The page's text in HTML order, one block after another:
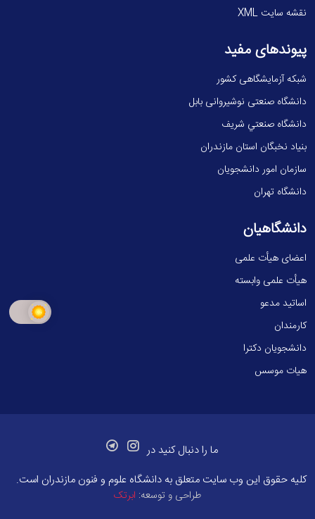
نقشه سایت XML
پیوندهای مفید
شبکه آزمایشگاهی کشور
دانشگاه صنعتی نوشیروانی بابل
دانشگاه صنعتي شريف
بنیاد نخبگان استان مازندران
سازمان امور دانشجویان
دانشگاه تهران
دانشگاهیان
اعضای هیأت علمی
هیأت علمی وابسته
اساتید مدعو
کارمندان
دانشجویان دکترا
هیات موسس
ما را دنبال کنید در
کلیه حقوق این وب سایت متعلق به دانشگاه علوم و فنون مازندران است.
طراحی و توسعه: ابرتک